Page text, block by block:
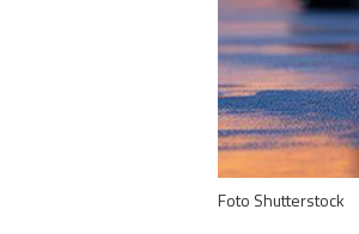
Foto Shutterstock